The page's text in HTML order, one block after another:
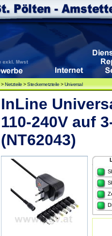
>Netzteile >Steckernetzteile >Universal
InLine
110-240V auf
(NT62043)